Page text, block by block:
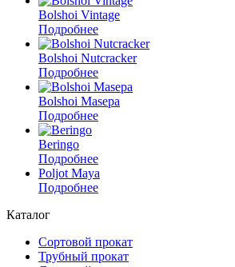
Bolshoi Vintage
Подробнее
Bolshoi Nutcracker
Подробнее
Bolshoi Masepa
Подробнее
Beringo
Подробнее
Poljot Maya
Подробнее
Каталог
Сортовой прокат
Трубный прокат